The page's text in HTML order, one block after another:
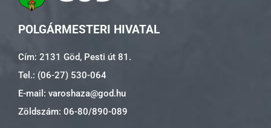
POLGÁRMESTERI HIVATAL
Cím: 2131 Göd, Pesti út 81.
Tel.: (06-27) 530-064
E-mail: varoshaza@god.hu
Zöldszám: 06-80/890-089